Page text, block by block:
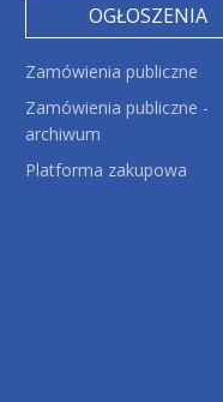
OGŁOSZENIA
Zamówienia publiczne
Zamówienia publiczne -
archiwum
Platforma zakupowa